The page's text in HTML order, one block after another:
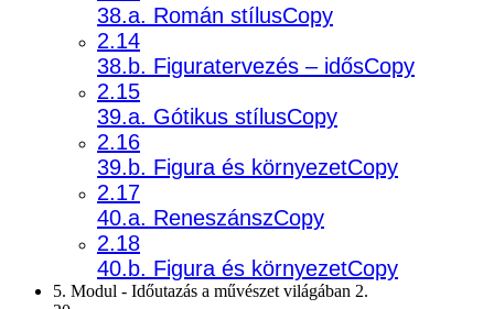
38.a. Román stílusCopy
2.14
38.b. Figuratervezés – idősCopy
2.15
39.a. Gótikus stílusCopy
2.16
39.b. Figura és környezetCopy
2.17
40.a. ReneszánszCopy
2.18
40.b. Figura és környezetCopy
5. Modul - Időutazás a művészet világában 2.